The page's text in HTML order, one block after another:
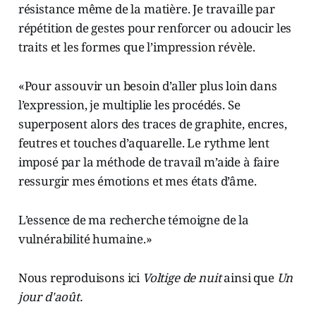
résistance même de la matière. Je travaille par
répétition de gestes pour renforcer ou adoucir les
traits et les formes que l’impression révèle.
«Pour assouvir un besoin d’aller plus loin dans
l’expression, je multiplie les procédés. Se
superposent alors des traces de graphite, encres,
feutres et touches d’aquarelle. Le rythme lent
imposé par la méthode de travail m’aide à faire
ressurgir mes émotions et mes états d’âme.
L’essence de ma recherche témoigne de la
vulnérabilité humaine.»
Nous reproduisons ici Voltige de nuitainsi que Un
jour d'août.